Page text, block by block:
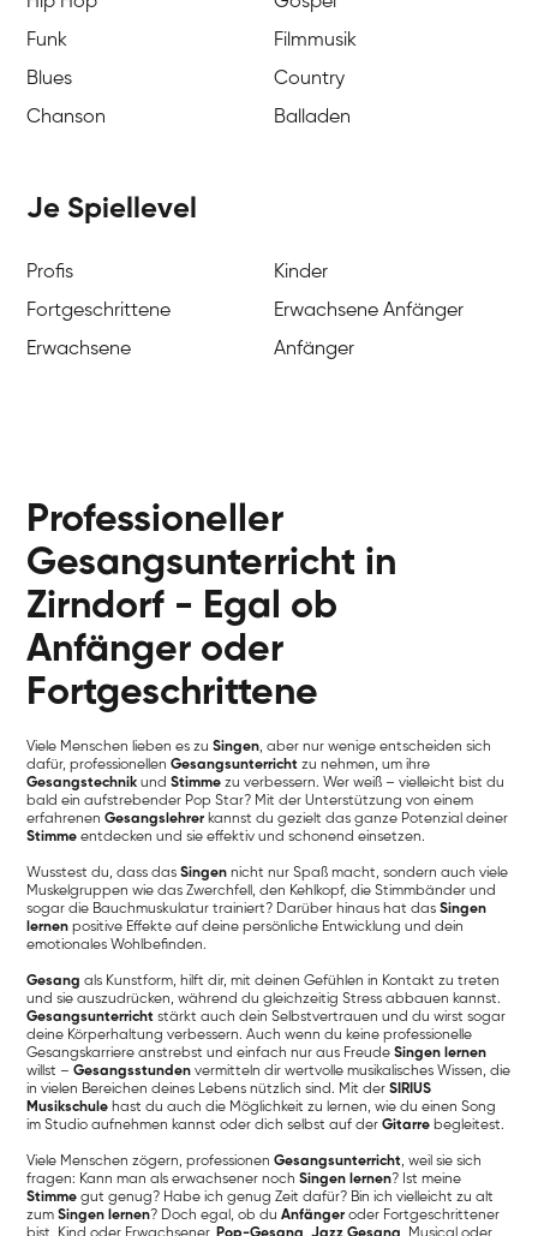
Funk
Filmmusik
Blues
Country
Chanson
Balladen
Je Spiellevel
Profis
Kinder
Fortgeschrittene
Erwachsene Anfänger
Erwachsene
Anfänger
Professioneller
Gesangsunterricht in
Zirndorf - Egal ob
Anfänger oder
Fortgeschrittene
Viele Menschen lieben es zuSingen, aber nur wenige entscheiden sich
dafür, professionellenGesangsunterricht zu nehmen, um ihre
Gesangstechnik undStimme zu verbessern. Wer weiß – vielleicht bist du
bald ein aufstrebender Pop Star? Mit der Unterstützung von einem
erfahrenenGesangslehrer kannst du gezielt das ganze Potenzial deiner
Stimme entdecken und sie effektiv und schonend einsetzen.
Wusstest du, dass dasSingen nicht nur Spaß macht, sondern auch viele
Muskelgruppen wie das Zwerchfell, den Kehlkopf, die Stimmbänder und
sogar die Bauchmuskulatur trainiert? Darüber hinaus hat dasSingen
lernen positive Effekte auf deine persönliche Entwicklung und dein
emotionales Wohlbefinden.
Gesang als Kunstform, hilft dir, mit deinen Gefühlen in Kontakt zu treten
und sie auszudrücken, während du gleichzeitig Stress abbauen kannst.
Gesangsunterricht stärkt auch dein Selbstvertrauen und du wirst sogar
deine Körperhaltung verbessern. Auch wenn du keine professionelle
Gesangskarriere anstrebst und einfach nur aus FreudeSingen lernen
willst –Gesangsstunden vermitteln dir wertvolle musikalisches Wissen, die
in vielen Bereichen deines Lebens nützlich sind. Mit derSIRIUS
Musikschule hast du auch die Möglichkeit zu lernen, wie du einen Song
im Studio aufnehmen kannst oder dich selbst auf derGitarre begleitest.
Viele Menschen zögern, professionenGesangsunterricht, weil sie sich
fragen: Kann man als erwachsener nochSingen lernen? Ist meine
Stimme gut genug? Habe ich genug Zeit dafür? Bin ich vielleicht zu alt
zumSingen lernen? Doch egal, ob duAnfänger oder Fortgeschrittener